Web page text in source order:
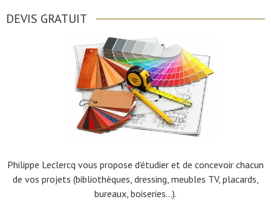
DEVIS GRATUIT
Philippe Leclercq vous propose d’étudier et de concevoir chacun
de vos projets (bibliothèques, dressing, meubles TV, placards,
bureaux, boiseries…).